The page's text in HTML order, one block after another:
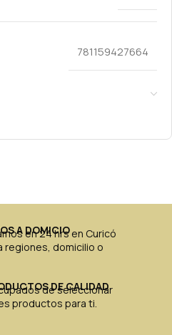
781159427664
A DOMICIO
en 24 hrs en Curicó
regiones, domicilio o
DE CALIDAD
de seleccionar
productos para ti.